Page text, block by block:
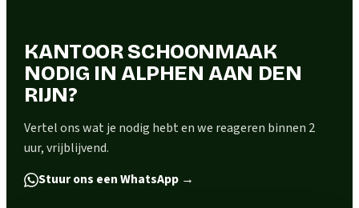
KANTOOR SCHOONMAAK
NODIG IN ALPHEN AAN DEN
RIJN?
Vertel ons wat je nodig hebt en we reageren binnen 2
uur, vrijblijvend.
Stuur ons een WhatsApp →